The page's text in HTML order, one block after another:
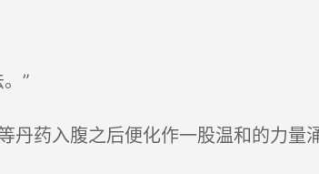
”
药入腹之后便化作一股温和的力量